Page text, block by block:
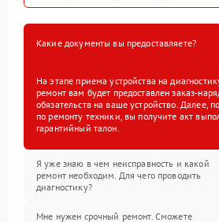
Какие документы вы предоставляете?
На этапе приема устройства на
ремонт вам будет предоставлен заказ-
обязательств на ваше устройство. Далее,
по ремонту техники, вы получите акт
гарантийный талон.
Я уже знаю в чем неисправность и какой
ремонт необходим. Для чего проводить
диагностику?
Мне нужен срочный ремонт. Сможете